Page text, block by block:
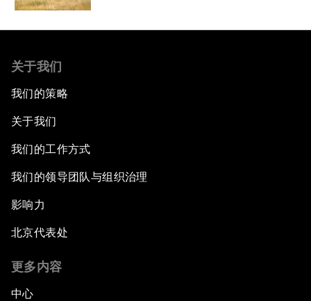
关于我们
我们的策略
关于我们
我们的工作方式
我们的领导团队与组织治理
影响力
北京代表处
更多内容
中心